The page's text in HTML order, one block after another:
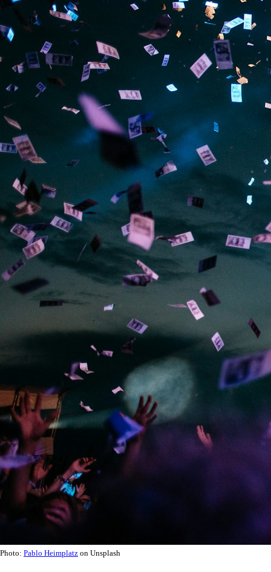
Photo: Pablo Heimplatz on Unsplash